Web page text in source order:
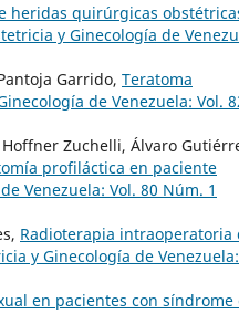
heridas quirúrgicas
y Ginecología de
Garrido, Teratoma
de Venezuela: Vol.
Zuchelli, Álvaro
profiláctica en paciente
Venezuela: Vol. 80 Núm. 1
Radioterapia intraoperatoria
y Ginecología de Venezuela:
en pacientes con síndrome